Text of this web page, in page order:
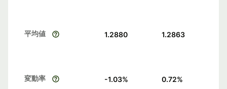
平均値 1.2880 1.2863
変動率 -1.03% 0.72%